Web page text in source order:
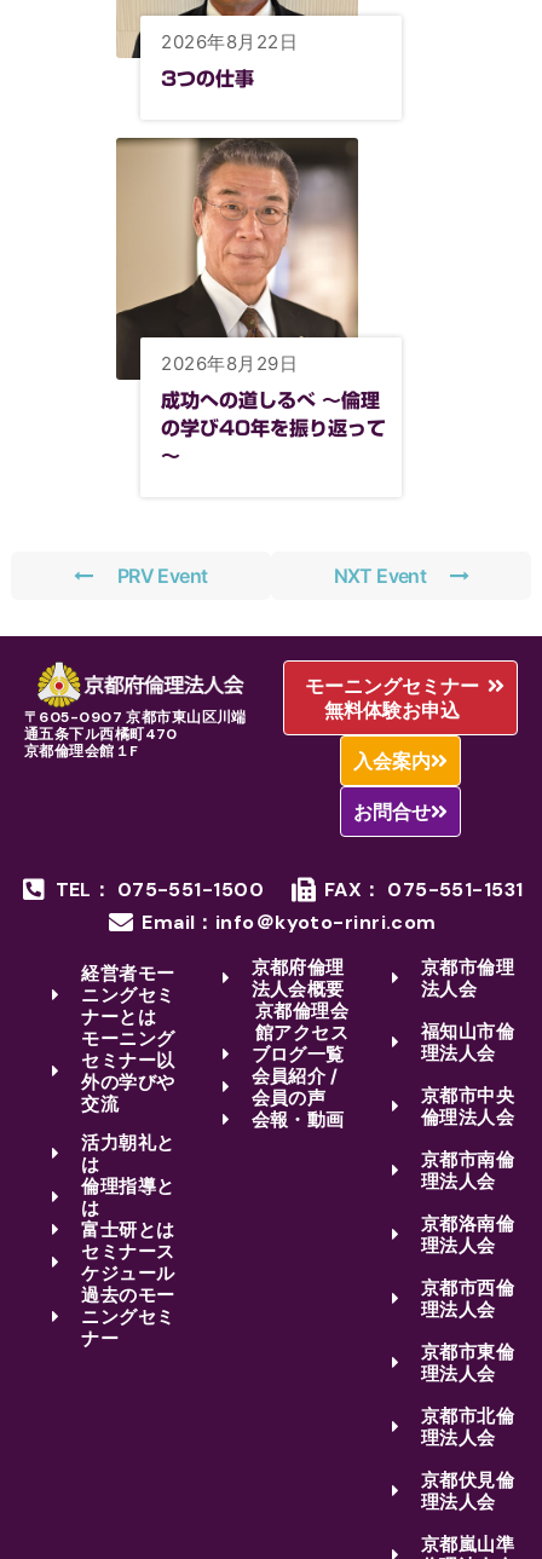
2026年8月22日
3つの仕事
2026年8月29日
成功への道しるべ ～倫理
の学び40年を振り返って
～
PRV Event NXT Event
〒605-0907 京都市東山区川端
通五条下ル西橘町470
京都倫理会館１F
モーニングセミナー
無料体験お申込
入会案内
お問合せ
TEL： 075-551-1500
FAX： 075-551-1531
Email：info＠kyoto-rinri.com
経営者モー
ニングセミ
ナーとは
モーニング
セミナー以
外の学びや
交流
活力朝礼と
は
倫理指導と
は
富士研とは
セミナース
ケジュール
過去のモー
ニングセミ
ナー
京都府倫理
法人会概要
京都倫理会
館アクセス
ブログ一覧
会員紹介 /
会員の声
会報・動画
京都市倫理
法人会
福知山市倫
理法人会
京都市中央
倫理法人会
京都市南倫
理法人会
京都洛南倫
理法人会
京都市西倫
理法人会
京都市東倫
理法人会
京都市北倫
理法人会
京都伏見倫
理法人会
京都嵐山準